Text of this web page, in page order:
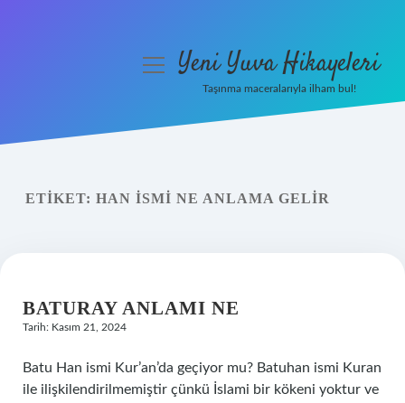
Yasal Uyarı
menüyüYeni Yuva Hikayeleri
Taşınma maceralarıyla ilham bul!
ETIKET: HAN ISMI NE ANLAMA GELIR
BATURAY ANLAMI NE
Tarih: Kasım 21, 2024
Batu Han ismi Kur’an’da geçiyor mu? Batuhan ismi Kuran
ile ilişkilendirilmemiştir çünkü İslami bir kökeni yoktur ve